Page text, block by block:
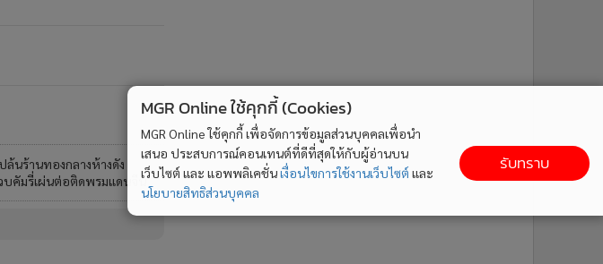
นร้านทองกลางห้างดัง
วบคัมรี่เผ่นต่อติดพรมแดนจีน
MGR Online ใช้คุกกี้ (Cookies)
MGR Online ใช้คุกกี้ เพื่อจัดการข้อมูลส่วนบุคคลเพื่อนำ
เสนอ ประสบการณ์คอนเทนต์ที่ดีที่สุดให้กับผู้อ่านบน
เว็บไซต์ และ แอพพลิเคชั่นเงื่อนไขการใช้งานเว็บไซต์ และ
นโยบายสิทธิส่วนบุคคล
รับทราบ